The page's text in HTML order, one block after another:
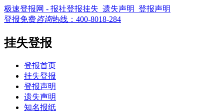
极速登报网 - 报社登报挂失_遗失声明_登报声明
登报免费咨询热线： 400-8018-284
挂失登报
登报首页
挂失登报
登报声明
遗失声明
知名报纸